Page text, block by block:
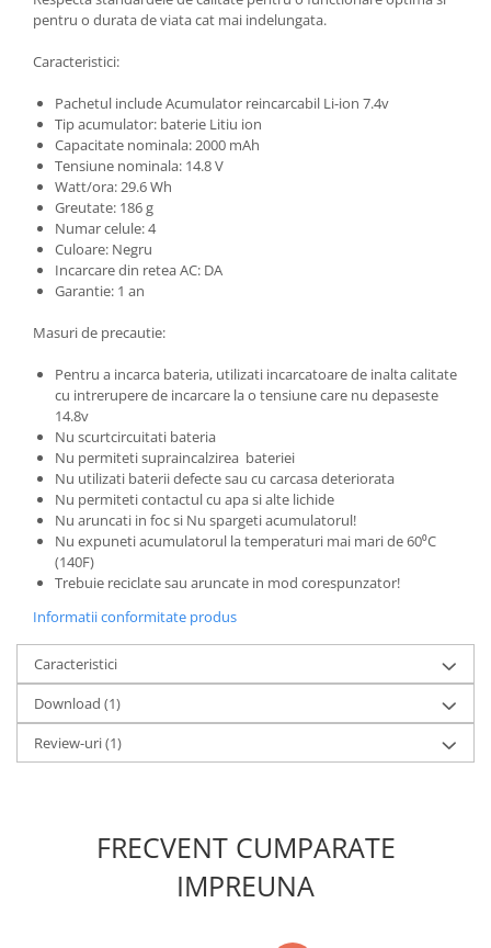
pentru o durata de viata cat mai indelungata.
Caracteristici:
Pachetul include Acumulator reincarcabil Li-ion 7.4v
Tip acumulator: baterie Litiu ion
Capacitate nominala: 2000 mAh
Tensiune nominala: 14.8 V
Watt/ora: 29.6 Wh
Greutate: 186 g
Numar celule: 4
Culoare: Negru
Incarcare din retea AC: DA
Garantie: 1 an
Masuri de precautie:
Pentru a incarca bateria, utilizati incarcatoare de inalta calitate
cu intrerupere de incarcare la o tensiune care nu depaseste
14.8v
Nu scurtcircuitati bateria
Nu permiteti supraincalzirea bateriei
Nu utilizati baterii defecte sau cu carcasa deteriorata
Nu permiteti contactul cu apa si alte lichide
Nu aruncati in foc si Nu spargeti acumulatorul!
Nu expuneti acumulatorul la temperaturi mai mari de 60⁰C
(140F)
Trebuie reciclate sau aruncate in mod corespunzator!
Informatii conformitate produs
Caracteristici
Download (1)
Review-uri(1)
FRECVENT CUMPARATE
IMPREUNA